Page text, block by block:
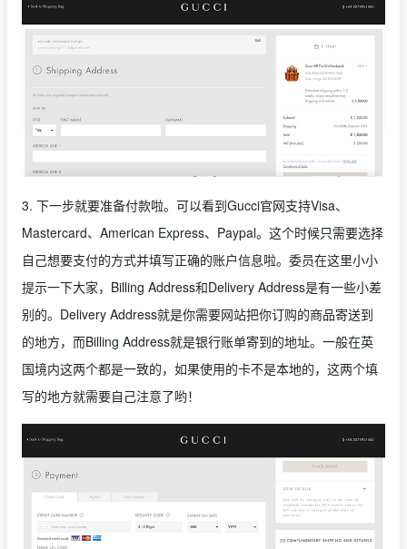
3. 下一步就要准备付款啦。可以看到Gucci官网支持Visa、
Mastercard、American Express、Paypal。这个时候只需要选择
自己想要支付的方式并填写正确的账户信息啦。委员在这里小小
提示一下大家，Billing Address和Delivery Address是有一些小差
别的。Delivery Address就是你需要网站把你订购的商品寄送到
的地方，而Billing Address就是银行账单寄到的地址。一般在英
国境内这两个都是一致的，如果使用的卡不是本地的，这两个填
写的地方就需要自己注意了哟！